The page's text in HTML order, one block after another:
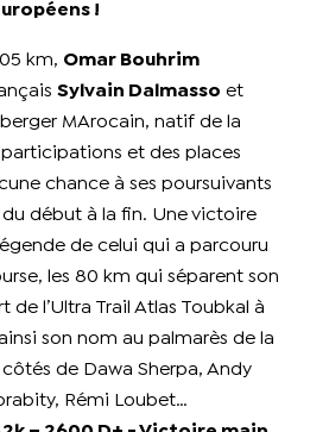
!
km, Omar Bouhrim
Sylvain Dalmasso et
berger MArocain, natif de la
et des places
chance à ses poursuivants
début à la fin. Une victoire
de celui qui a parcouru
les 80 km qui séparent son
de l’Ultra Trail Atlas Toubkal à
son nom au palmarès de la
de Dawa Sherpa, Andy
Rémi Loubet…